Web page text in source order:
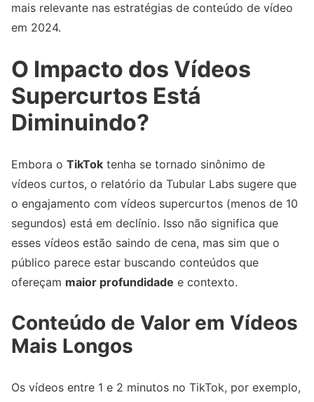
mais relevante nas estratégias de conteúdo de vídeo
em 2024.
O Impacto dos Vídeos
Supercurtos Está
Diminuindo?
Embora o TikTok tenha se tornado sinônimo de
vídeos curtos, o relatório da Tubular Labs sugere que
o engajamento com vídeos supercurtos (menos de 10
segundos) está em declínio. Isso não significa que
esses vídeos estão saindo de cena, mas sim que o
público parece estar buscando conteúdos que
ofereçam maior profundidade e contexto.
Conteúdo de Valor em Vídeos
Mais Longos
Os vídeos entre 1 e 2 minutos no TikTok, por exemplo,